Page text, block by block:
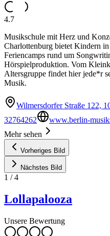
4.7
Musikschule mit Herz und
Charlottenburg bietet Kindern
Feriencamps rund um
Hörspielproduktion. Vom
Altersgruppe findet hier jede*r
Musik.
Wilmersdorfer Straße 122,
32764262
www.berlin-
Mehr sehen
Vorheriges Bild
Nächstes Bild
1 /4
Lollapalooza
Unsere Bewertung